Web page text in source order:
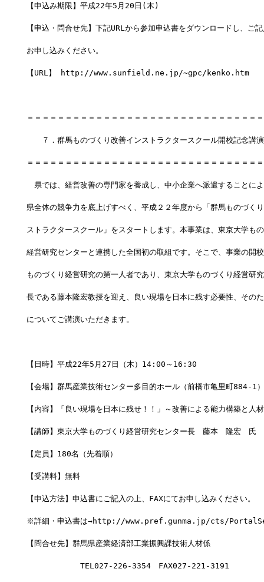
【申込み期限】平成22年5月20日(木)
【申込・問合せ先】下記URLから参加申込書をダウンロードし、ご
お申し込みください。
【URL】 http://www.sunfield.ne.jp/~gpc/kenko.htm
＝＝＝＝＝＝＝＝＝＝＝＝＝＝＝＝＝＝＝＝＝＝＝＝＝＝＝＝＝＝
７．群馬ものづくり改善インストラクタースクール開校記念講
＝＝＝＝＝＝＝＝＝＝＝＝＝＝＝＝＝＝＝＝＝＝＝＝＝＝＝＝＝＝
県では、経営改善の専門家を養成し、中小企業へ派遣することに
県全体の競争力を底上げすべく、平成２２年度から「群馬ものづく
ストラクタースクール」をスタートします。本事業は、東京大学も
経営研究センターと連携した全国初の取組です。そこで、事業の開
ものづくり経営研究の第一人者であり、東京大学ものづくり経営研
長である藤本隆宏教授を迎え、良い現場を日本に残す必要性、その
についてご講演いただきます。
【日時】平成22年5月27日（木）14:00～16:30
【会場】群馬産業技術センター多目的ホール（前橋市亀里町884-1）
【内容】「良い現場を日本に残せ！！」～改善による能力構築と人
【講師】東京大学ものづくり経営研究センター長　藤本　隆宏　氏
【定員】180名（先着順）
【受講料】無料
【申込方法】申込書にご記入の上、FAXにてお申し込みください。
※詳細・申込書は→http://www.pref.gunma.jp/cts/
【問合せ先】群馬県産業経済部工業振興課技術人材係
TEL027-226-3354　FAX027-221-3191